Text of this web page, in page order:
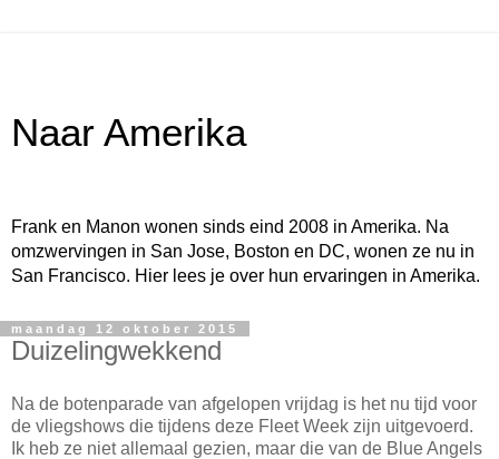
Naar Amerika
Frank en Manon wonen sinds eind 2008 in Amerika. Na
omzwervingen in San Jose, Boston en DC, wonen ze nu in
San Francisco. Hier lees je over hun ervaringen in Amerika.
maandag 12 oktober 2015
Duizelingwekkend
Na de botenparade van afgelopen vrijdag is het nu tijd voor
de vliegshows die tijdens deze Fleet Week zijn uitgevoerd.
Ik heb ze niet allemaal gezien, maar die van de Blue Angels